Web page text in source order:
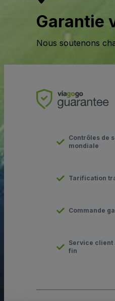
Garantie
Nous soutenons
Contrôles de
mondiale
Tarification
Commande
Service client
fin